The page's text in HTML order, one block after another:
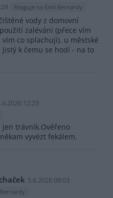
Reaguje na Emil Bernardy
vody z domovní
zalévání (přece vím
co splachuji). u městské
k čemu se hodí - na to
12:23
jen trávník.Ověřeno
vyvézt fekálem.
5.6.2026 08:03